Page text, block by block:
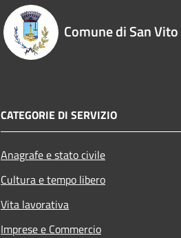
Comune di San
CATEGORIE DI SERVIZIO
Anagrafe e stato civile
Cultura e tempo libero
Vita lavorativa
Imprese e Commercio